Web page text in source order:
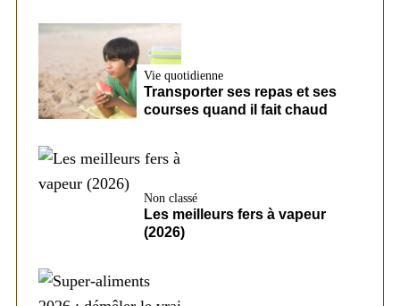
Vie quotidienne
Transporter ses repas et ses
courses quand il fait chaud
Non classé
Les meilleurs fers à vapeur
(2026)